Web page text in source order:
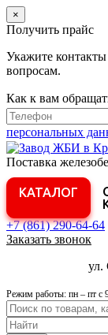
×
Получить прайс
Укажите
вопросам.
Как к вам
персональных
Поставка
КАТАЛОГ
+7 (861)290-64-64
Заказать звонок
ул.
Режим работы: пн – пт с